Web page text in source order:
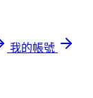
我的帳號